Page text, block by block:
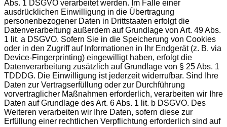
Abs. 1 DSGVO verarbeitet werden. Im Falle einer
ausdrücklichen Einwilligung in die Übertragung
personenbezogener Daten in Drittstaaten erfolgt die
Datenverarbeitung außerdem auf Grundlage von Art. 49 Abs.
1 lit. a DSGVO. Sofern Sie in die Speicherung von Cookies
oder in den Zugriff auf Informationen in Ihr Endgerät (z. B. via
Device-Fingerprinting) eingewilligt haben, erfolgt die
Datenverarbeitung zusätzlich auf Grundlage von § 25 Abs. 1
TDDDG. Die Einwilligung ist jederzeit widerrufbar. Sind Ihre
Daten zur Vertragserfüllung oder zur Durchführung
vorvertraglicher Maßnahmen erforderlich, verarbeiten wir Ihre
Daten auf Grundlage des Art. 6 Abs. 1 lit. b DSGVO. Des
Weiteren verarbeiten wir Ihre Daten, sofern diese zur
Erfüllung einer rechtlichen Verpflichtung erforderlich sind auf